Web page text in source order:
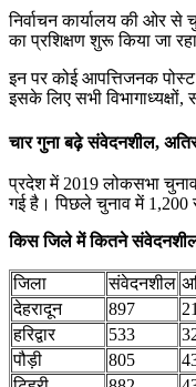
निर्वाचन कार्यालय की ओर से
का प्रशिक्षण शुरू किया जा
इन पर कोई आपत्तिजनक
इसके लिए सभी
चार गुना बढ़े संवेदनशील,
प्रदेश में 2019 लोकसभा
गई है। पिछले चुनाव में
किस जिले में कितने
जिला संवेदनशील
देहरादून
897
हरिद्वार
533
पौड़ी
805